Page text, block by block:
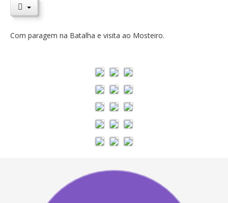
Com paragem na Batalha e visita ao Mosteiro.